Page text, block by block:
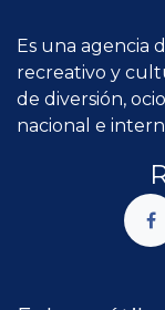
Es una agencia
recreativo y
de diversión,
nacional e